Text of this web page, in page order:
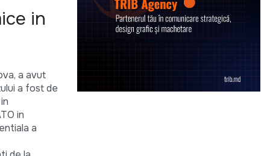
in
a avut
a fost de
in
a